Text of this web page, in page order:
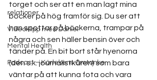
relationer
Videoklipp med Daniel
Mental Health
Podcast – Kärlekens Omtanke
torget och ser att en man lagt mina
böcker på hög framför sig. Du ser att
han spottar på böckerna, trampar på
några och sen häller bensin över och
tänder på. En bit bort står hyenorna
(den s.k. journalistkåren) som bara
väntar på att kunna fota och vara